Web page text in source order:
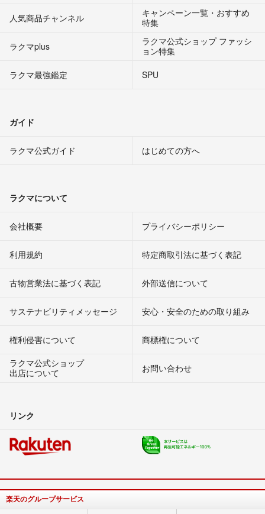
人気商品チャンネル
キャンペーン一覧・おすすめ
特集
ラクマplus
ラクマ公式ショップ ファッシ
ョン特集
ラクマ最強鑑定
SPU
ガイド
ラクマ公式ガイド はじめての方へ
ラクマについて
会社概要 プライバシーポリシー
利用規約 特定商取引法に基づく表記
古物営業法に基づく表記 外部送信について
サステナビリティメッセージ 安心・安全のための取り組み
権利侵害について
商標権について
ラクマ公式ショップ
出店について
お問い合わせ
リンク
楽天のグループサービス